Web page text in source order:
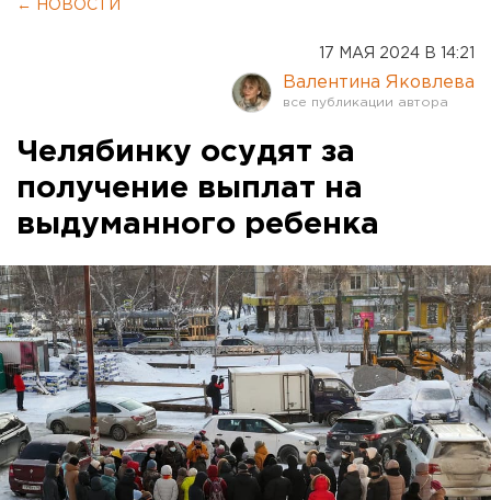
← НОВОСТИ
17 МАЯ 2024 В 14:21
Валентина Яковлева
Челябинку осудят за
получение выплат на
выдуманного ребенка